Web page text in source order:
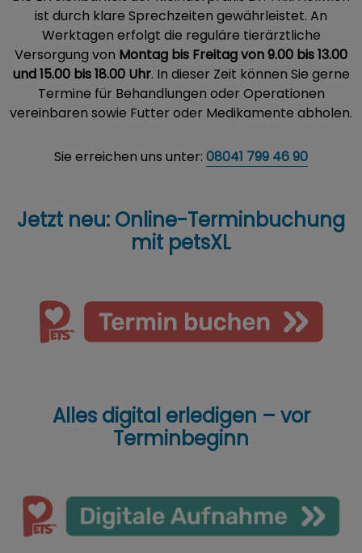
ist durch klare Sprechzeiten gewährleistet. An
Werktagen erfolgt die reguläre tierärztliche
Versorgung von Montag bis Freitag von 9.00 bis 13.00
und 15.00 bis 18.00 Uhr. In dieser Zeit können Sie gerne
Termine für Behandlungen oder Operationen
vereinbaren sowie Futter oder Medikamente abholen.
Sie erreichen uns unter: 08041 799 46 90
Jetzt neu: Online-Terminbuchung
mit petsXL
Alles digital erledigen – vor
Terminbeginn